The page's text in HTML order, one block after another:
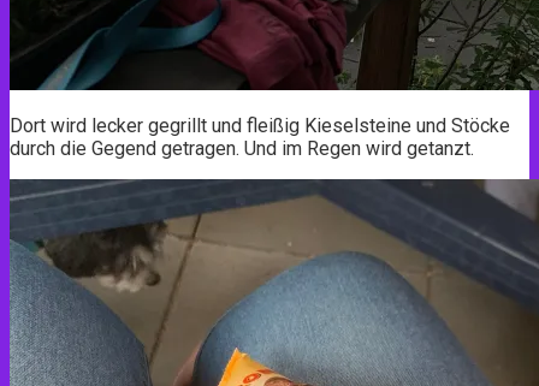
Dort wird lecker gegrillt und fleißig Kieselsteine und Stöcke
durch die Gegend getragen. Und im Regen wird getanzt.